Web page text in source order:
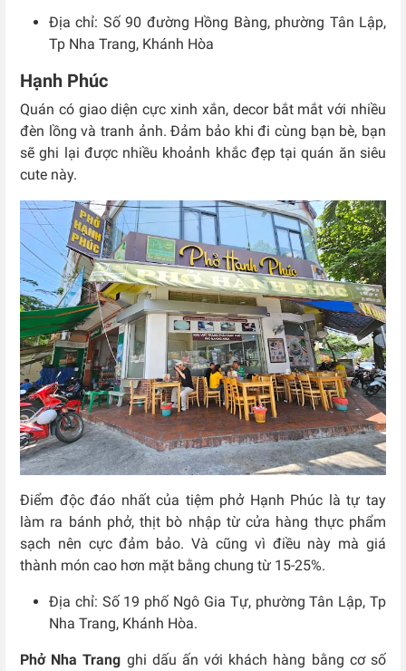
Địa chỉ: Số90 đường Hồng Bàng, phường Tân Lập,
Tp Nha Trang, Khánh Hòa
Hạnh Phúc
Quán có giao diện cực xinh xắn, decor bắt mắt với nhiều
đèn lồng và tranh ảnh. Đảm bảo khi đi cùng bạn bè, bạn
sẽ ghi lại được nhiều khoảnh khắc đẹp tại quán ăn siêu
cute này.
Điểm độc đáo nhất của tiệm phở Hạnh Phúc là tự tay
làm ra bánh phở, thịt bò nhập từ cửa hàng thực phẩm
sạch nên cực đảm bảo. Và cũng vì điều này mà giá
thành món cao hơn mặt bằng chung từ 15-25%.
Địa chỉ: Số 19 phố Ngô Gia Tự, phường Tân Lập, Tp
Nha Trang, Khánh Hòa.
Phở Nha Trang ghi dấu ấn với khách hàng bằng cơ số